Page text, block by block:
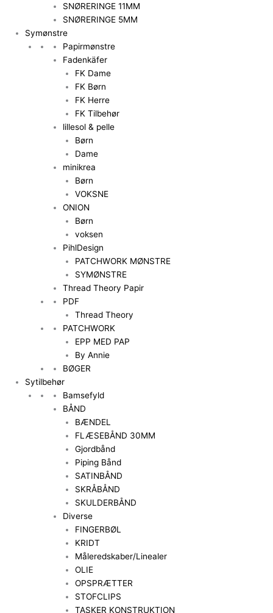
SNØRERINGE 11MM
SNØRERINGE 5MM
Symønstre
Papirmønstre
Fadenkäfer
FK Dame
FK Børn
FK Herre
FK Tilbehør
lillesol & pelle
Børn
Dame
minikrea
Børn
VOKSNE
ONION
Børn
voksen
PihlDesign
PATCHWORK MØNSTRE
SYMØNSTRE
Thread Theory Papir
PDF
Thread Theory
PATCHWORK
EPP MED PAP
By Annie
BØGER
Sytilbehør
Bamsefyld
BÅND
BÆNDEL
FLÆSEBÅND 30MM
Gjordbånd
Piping Bånd
SATINBÅND
SKRÅBÅND
SKULDERBÅND
Diverse
FINGERBØL
KRIDT
Måleredskaber/Linealer
OLIE
OPSPRÆTTER
STOFCLIPS
TASKER KONSTRUKTION